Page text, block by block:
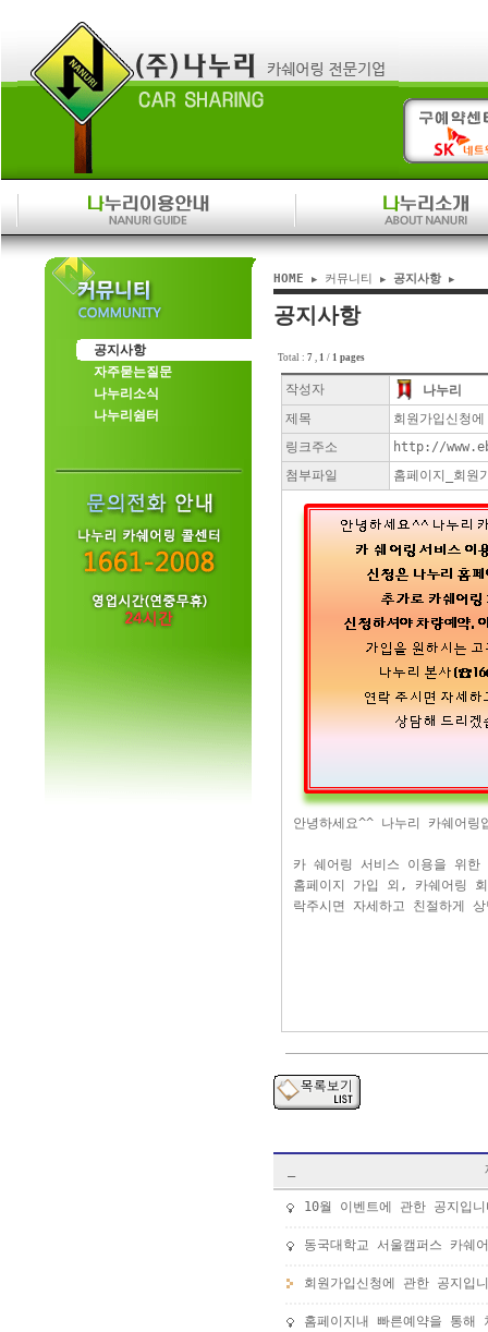
공지사항
자주묻는질문
나누리소식
나누리쉼터
HOME ▶ 커뮤니티 ▶ 공지사항 ▶
공지사항
Total : 7 , 1 / 1 pages
작성자
나누리
제목
회원가입신청
링크주소
http://
첨부파일
홈페이지_회
안녕하세요^^ 나누리 카쉐어링
카 쉐어링 서비스 이용을 위한
홈페이지 가입 외, 카쉐어링
락주시면 자세하고 친절하게
10월 이벤트에 관한 공지입
동국대학교 서울캠퍼스 카쉐
회원가입신청에 관한 공지입
홈페이지내 빠른예약을 통해